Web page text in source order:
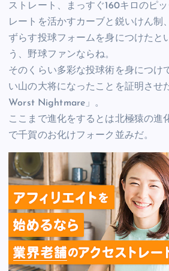
ストレート、まっすぐ160キロのピ
レートを活かすカーブと鋭いけん制
ずらす投球フォームを身につけたと
う、野球ファンならね。
そのくらい多彩な投球術を身につけ
い山の大将になったことを証明させ
Worst Nightmare」。
ここまで進化をするとは北極猿の進
で千賀のお化けフォーク並みだ。